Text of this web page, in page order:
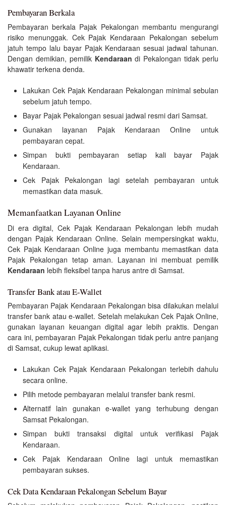
Pembayaran Berkala
Pembayaran berkala Pajak Pekalongan membantu mengurangi
risiko menunggak. Cek Pajak Kendaraan Pekalongan sebelum
jatuh tempo lalu bayar Pajak Kendaraan sesuai jadwal tahunan.
Dengan demikian, pemilik Kendaraan di Pekalongan tidak perlu
khawatir terkena denda.
Lakukan Cek Pajak Kendaraan Pekalongan minimal sebulan
sebelum jatuh tempo.
Bayar Pajak Pekalongan sesuai jadwal resmi dari Samsat.
Gunakan layanan Pajak Kendaraan Online untuk
pembayaran cepat.
Simpan bukti pembayaran setiap kali bayar Pajak
Kendaraan.
Cek Pajak Pekalongan lagi setelah pembayaran untuk
memastikan data masuk.
Memanfaatkan Layanan Online
Di era digital, Cek Pajak Kendaraan Pekalongan lebih mudah
dengan Pajak Kendaraan Online. Selain mempersingkat waktu,
Cek Pajak Kendaraan Online juga membantu memastikan data
Pajak Pekalongan tetap aman. Layanan ini membuat pemilik
Kendaraan lebih fleksibel tanpa harus antre di Samsat.
Transfer Bank atau E-Wallet
Pembayaran Pajak Kendaraan Pekalongan bisa dilakukan melalui
transfer bank atau e-wallet. Setelah melakukan Cek Pajak Online,
gunakan layanan keuangan digital agar lebih praktis. Dengan
cara ini, pembayaran Pajak Pekalongan tidak perlu antre panjang
di Samsat, cukup lewat aplikasi.
Lakukan Cek Pajak Kendaraan Pekalongan terlebih dahulu
secara online.
Pilih metode pembayaran melalui transfer bank resmi.
Alternatif lain gunakan e-wallet yang terhubung dengan
Samsat Pekalongan.
Simpan bukti transaksi digital untuk verifikasi Pajak
Kendaraan.
Cek Pajak Kendaraan Online lagi untuk memastikan
pembayaran sukses.
Cek Data Kendaraan Pekalongan Sebelum Bayar